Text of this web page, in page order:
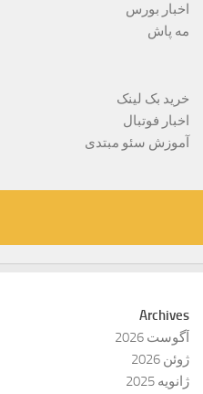
اخبار بورس
مه پاش
خرید بک لینک
اخبار فوتبال
آموزش سئو مبتدی
Archives
آگوست 2026
ژوئن 2026
ژانویه 2025